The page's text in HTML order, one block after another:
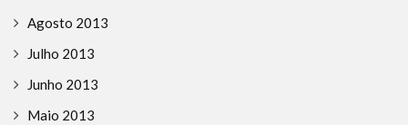
Agosto 2013
Julho 2013
Junho 2013
Maio 2013